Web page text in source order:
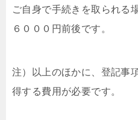
ご自身で手続きを取られる
６０００円前後です。
注）以上のほかに、登記事
得する費用が必要です。